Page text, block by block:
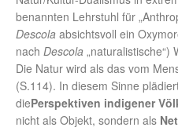
benannten Lehrstuhl für
Descola absichtsvoll ein
nach Descola „naturalistische“)
Die Natur wird als das vom
(S.114). In diesem Sinne
diePerspektiven indigener
nicht als Objekt, sondern als